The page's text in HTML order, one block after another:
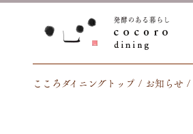
こころダイニングトップ お知らせ